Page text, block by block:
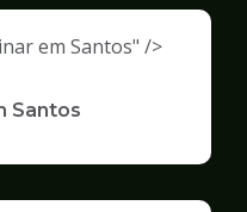
em Santos" />
Santos